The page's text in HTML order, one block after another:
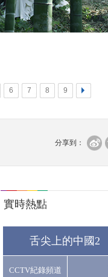
6 7 8 9 >
分享到：
實時熱點
舌尖上的中國2
CCTV紀錄頻道